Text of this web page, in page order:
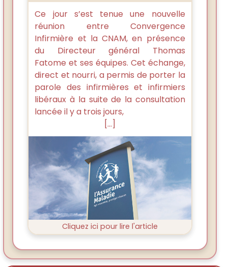
Ce jour s’est tenue une nouvelle
réunion entre Convergence
Infirmière et la CNAM, en présence
du Directeur général Thomas
Fatome et ses équipes. Cet échange,
direct et nourri, a permis de porter la
parole des infirmières et infirmiers
libéraux à la suite de la consultation
lancée il y a trois jours,
[...]
Cliquez ici pour lire l'article